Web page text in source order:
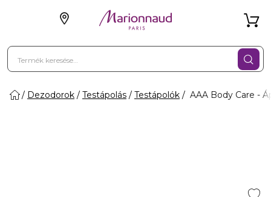
Dezodorok Testápolás Testápolók AAA Body Care -